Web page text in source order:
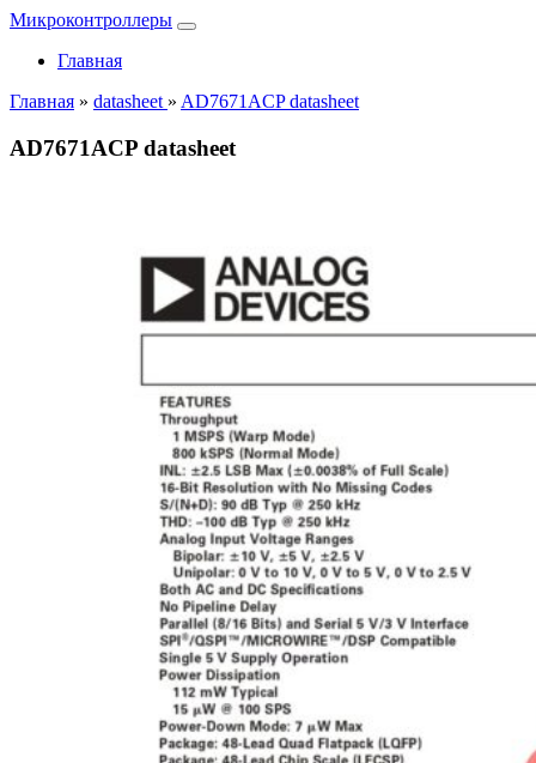
Микроконтроллеры
Главная
Главная » datasheet » AD7671ACP datasheet
AD7671ACP datasheet